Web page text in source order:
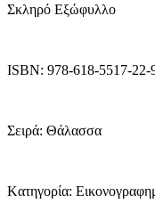
Σκληρό Εξώφυλλο
ISBN: 978-618-5517-22-
Σειρά: Θάλασσα
Kατηγορία: